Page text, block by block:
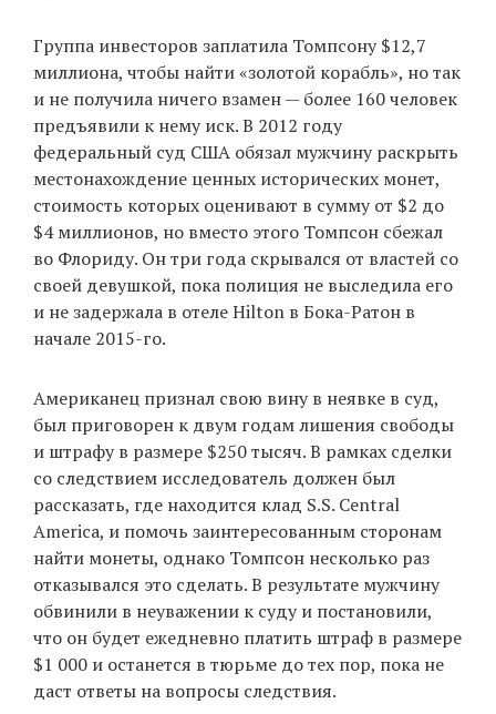
Группа инвесторов заплатила Томпсону $12,7
миллиона, чтобы найти «золотой корабль», но так
и не получила ничего взамен — более 160 человек
предъявили к нему иск. В 2012 году
федеральный суд США обязал мужчину раскрыть
местонахождение ценных исторических монет,
стоимость которых оценивают в сумму от $2 до
$4 миллионов, но вместо этого Томпсон сбежал
во Флориду. Он три года скрывался от властей со
своей девушкой, пока полиция не выследила его
и не задержала в отеле Hilton в Бока-Ратон в
начале 2015-го.
Американец признал свою вину в неявке в суд,
был приговорен к двум годам лишения свободы
и штрафу в размере $250 тысяч. В рамках сделки
со следствием исследователь должен был
рассказать, где находится клад S.S. Central
America, и помочь заинтересованным сторонам
найти монеты, однако Томпсон несколько раз
отказывался это сделать. В результате мужчину
обвинили в неуважении к суду и постановили,
что он будет ежедневно платить штраф в размере
$1 000 и останется в тюрьме до тех пор, пока не
даст ответы на вопросы следствия.